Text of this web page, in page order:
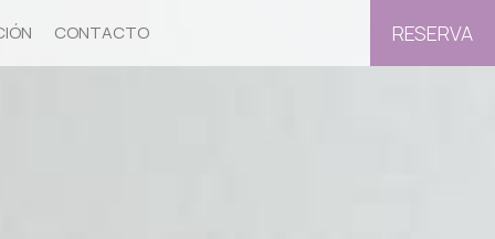
RESERVA
CONTACTO